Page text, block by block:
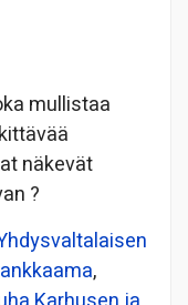
mullistaa
näkevät
?
,